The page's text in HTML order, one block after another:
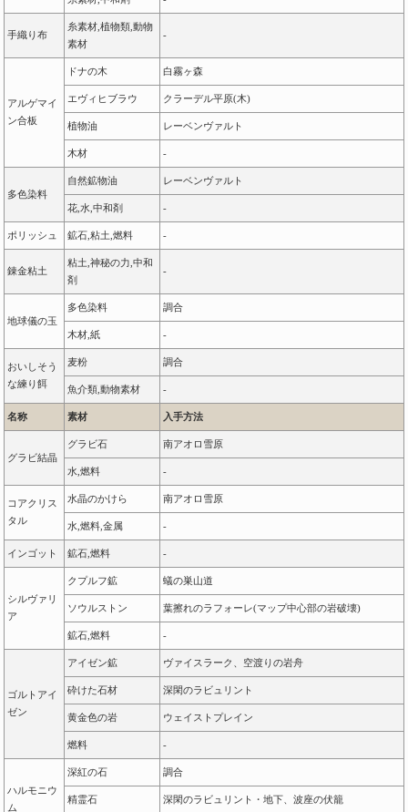
手織り布
糸素材,植物類,動物
素材
-
アルゲマイ
ン合板
ドナの木 白霧ヶ森
エヴィヒブラウ クラーデル平原(木)
植物油 レーベンヴァルト
木材 -
多色染料
自然鉱物油 レーベンヴァルト
花,水,中和剤 -
ポリッシュ 鉱石,粘土,燃料 -
錬金粘土
粘土,神秘の力,中和
剤
-
地球儀の玉
多色染料 調合
木材,紙 -
おいしそう
な練り餌
麦粉 調合
魚介類,動物素材 -
名称 素材 入手方法
グラビ結晶
グラビ石 南アオロ雪原
水,燃料 -
コアクリス
タル
水晶のかけら 南アオロ雪原
水,燃料,金属 -
インゴット 鉱石,燃料 -
シルヴァリ
ア
クプルフ鉱 蟻の巣山道
ソウルストン 葉擦れのラフォーレ(マップ中心部の岩破壊)
鉱石,燃料 -
ゴルトアイ
ゼン
アイゼン鉱 ヴァイスラーク、空渡りの岩舟
砕けた石材 深閑のラビュリント
黄金色の岩 ウェイストプレイン
燃料 -
ハルモニウ
ム
深紅の石 調合
精霊石 深閑のラビュリント・地下、波座の伏籠